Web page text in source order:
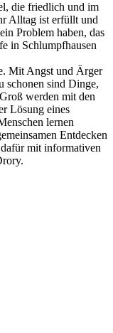
die friedlich und im
Alltag ist erfüllt und
Problem haben, das
in Schlumpfhausen
Mit Angst und Ärger
schonen sind Dinge,
werden mit den
Lösung eines
lernen
Entdecken
mit informativen